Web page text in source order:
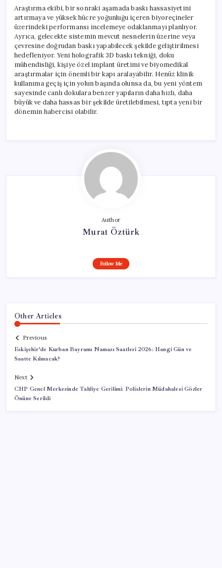
Araştırma ekibi, bir sonraki aşamada baskı hassasiyetini
artırmaya ve yüksek hücre yoğunluğu içeren biyoreçineler
üzerindeki performansı incelemeye odaklanmayı planlıyor.
Ayrıca, gelecekte sistemin mevcut nesnelerin üzerine veya
çevresine doğrudan baskı yapabilecek şekilde geliştirilmesi
hedefleniyor. Yeni holografik 3D baskı tekniği, doku
mühendisliği, kişiye özel implant üretimi ve biyomedikal
araştırmalar için önemli bir kapı aralayabilir. Henüz klinik
kullanıma geçiş için yolun başında olunsa da, bu yeni yöntem
sayesinde canlı dokulara benzer yapıların daha hızlı, daha
büyük ve daha hassas bir şekilde üretilebilmesi, tıpta yeni bir
dönemin habercisi olabilir.
Author
Murat Öztürk
Follow Me
Other Articles
Previous
Eskişehir’de Kurban Bayramı Namazı Saatleri 2026: Hangi Gün ve
Saatte Kılınacak?
Next
CHP Genel Merkezinde Tahliye Gerilimi: Polislerin Müdahalesi Gözler
Önüne Serildi